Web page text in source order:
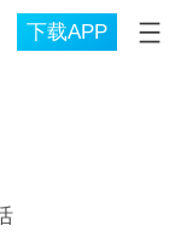
下载APP